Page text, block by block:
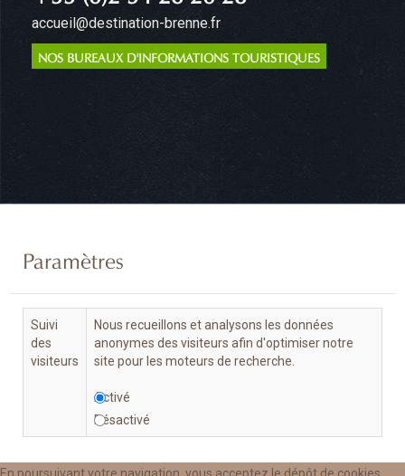
accueil@destination-brenne.fr
NOS BUREAUX D'INFORMATIONS TOURISTIQUES
Paramètres
Suivi
des
visiteurs
Nous recueillons et analysons les données
anonymes des visiteurs afin d'optimiser notre
site pour les moteurs de recherche.
Activé
Désactivé